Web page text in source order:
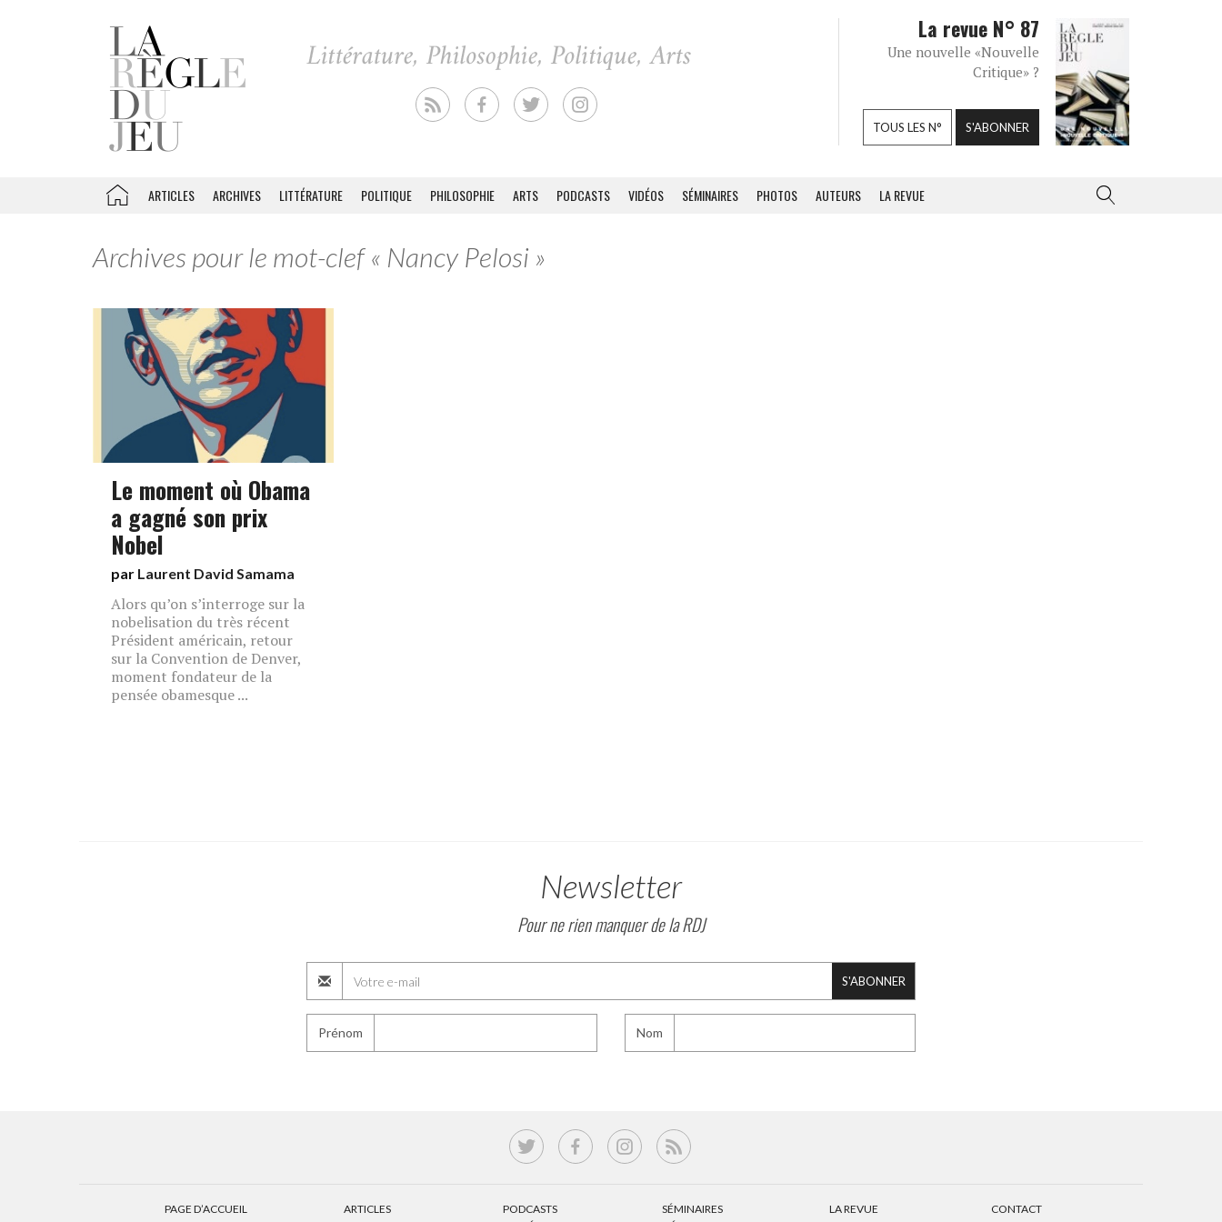
La revue N° 87
Une nouvelle «Nouvelle
Critique» ?
TOUS LES N° S'ABONNER
ARTICLES ARCHIVES LITTÉRATURE POLITIQUE PHILOSOPHIE ARTS PODCASTS VIDÉOS SÉMINAIRES PHOTOS AUTEURS LA REVUE
Archives pour le mot-clef « Nancy Pelosi »
Le moment où Obama
a gagné son prix
Nobel
par Laurent David Samama
Alors qu’on s’interroge sur la
nobelisation du très récent
Président américain, retour
sur la Convention de Denver,
moment fondateur de la
pensée obamesque ...
Newsletter
Pour ne rien manquer de la RDJ
S'ABONNER
Prénom Nom
PAGE D’ACCUEIL
ARTICLES
PODCASTS
SÉMINAIRES
LA REVUE
CONTACT